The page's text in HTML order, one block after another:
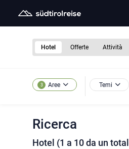
Hotel Offerte Attività
3 Aree Temi
Ricerca
Hotel (1 a 10 da un